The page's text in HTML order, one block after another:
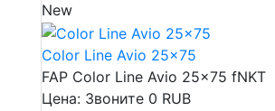
New
Color Line Avio 25x75
FAP Color Line Avio 25x75 fNKT
Цена: Звоните 0 RUB